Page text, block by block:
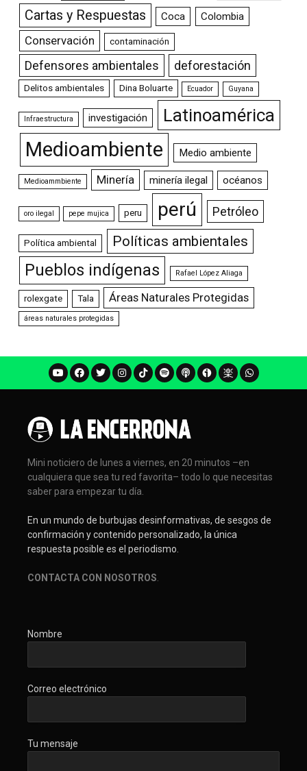
Cartas y Respuestas Coca Colombia
Conservación contaminación
Defensores ambientales deforestación
Delitos ambientales Dina Boluarte Ecuador Guyana
Infraestructura investigación Latinoamérica
Medioambiente Medio ambiente
Medioammbiente Minería minería ilegal océanos
oro ilegal pepe mujica peru perú Petróleo
Política ambiental Políticas ambientales
Pueblos indígenas Rafael López Aliaga
rolexgate Tala Áreas Naturales Protegidas
áreas naturales protegidas
Mini noticiero de lunes a viernes, en 20 minutos –en
cualquiera que sea tu red favorita– todo lo que necesitas
saber para empezar tu día.
En un mundo de burbujas desinformativas, de sesgos de
confirmación y contenido personalizado, la única
respuesta posible es el periodismo.
CONTACTA CON NOSOTROS
Nombre
Correo electrónico
Tu mensaje